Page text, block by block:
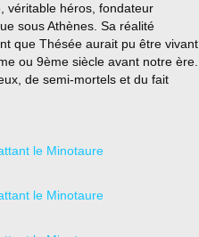
véritable héros, fondateur
sous Athènes. Sa réalité
que Thésée aurait pu être vivant
ou 9ème siècle avant notre ère.
de semi-mortels et du fait